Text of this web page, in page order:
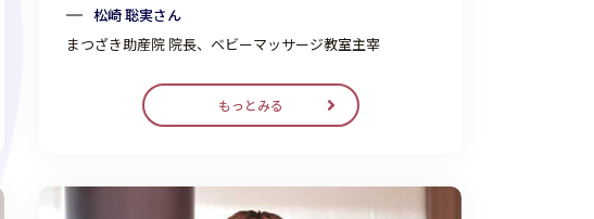
松崎 聡実さん
まつざき助産院 院長、ベビーマッサージ教室主宰
もっとみる